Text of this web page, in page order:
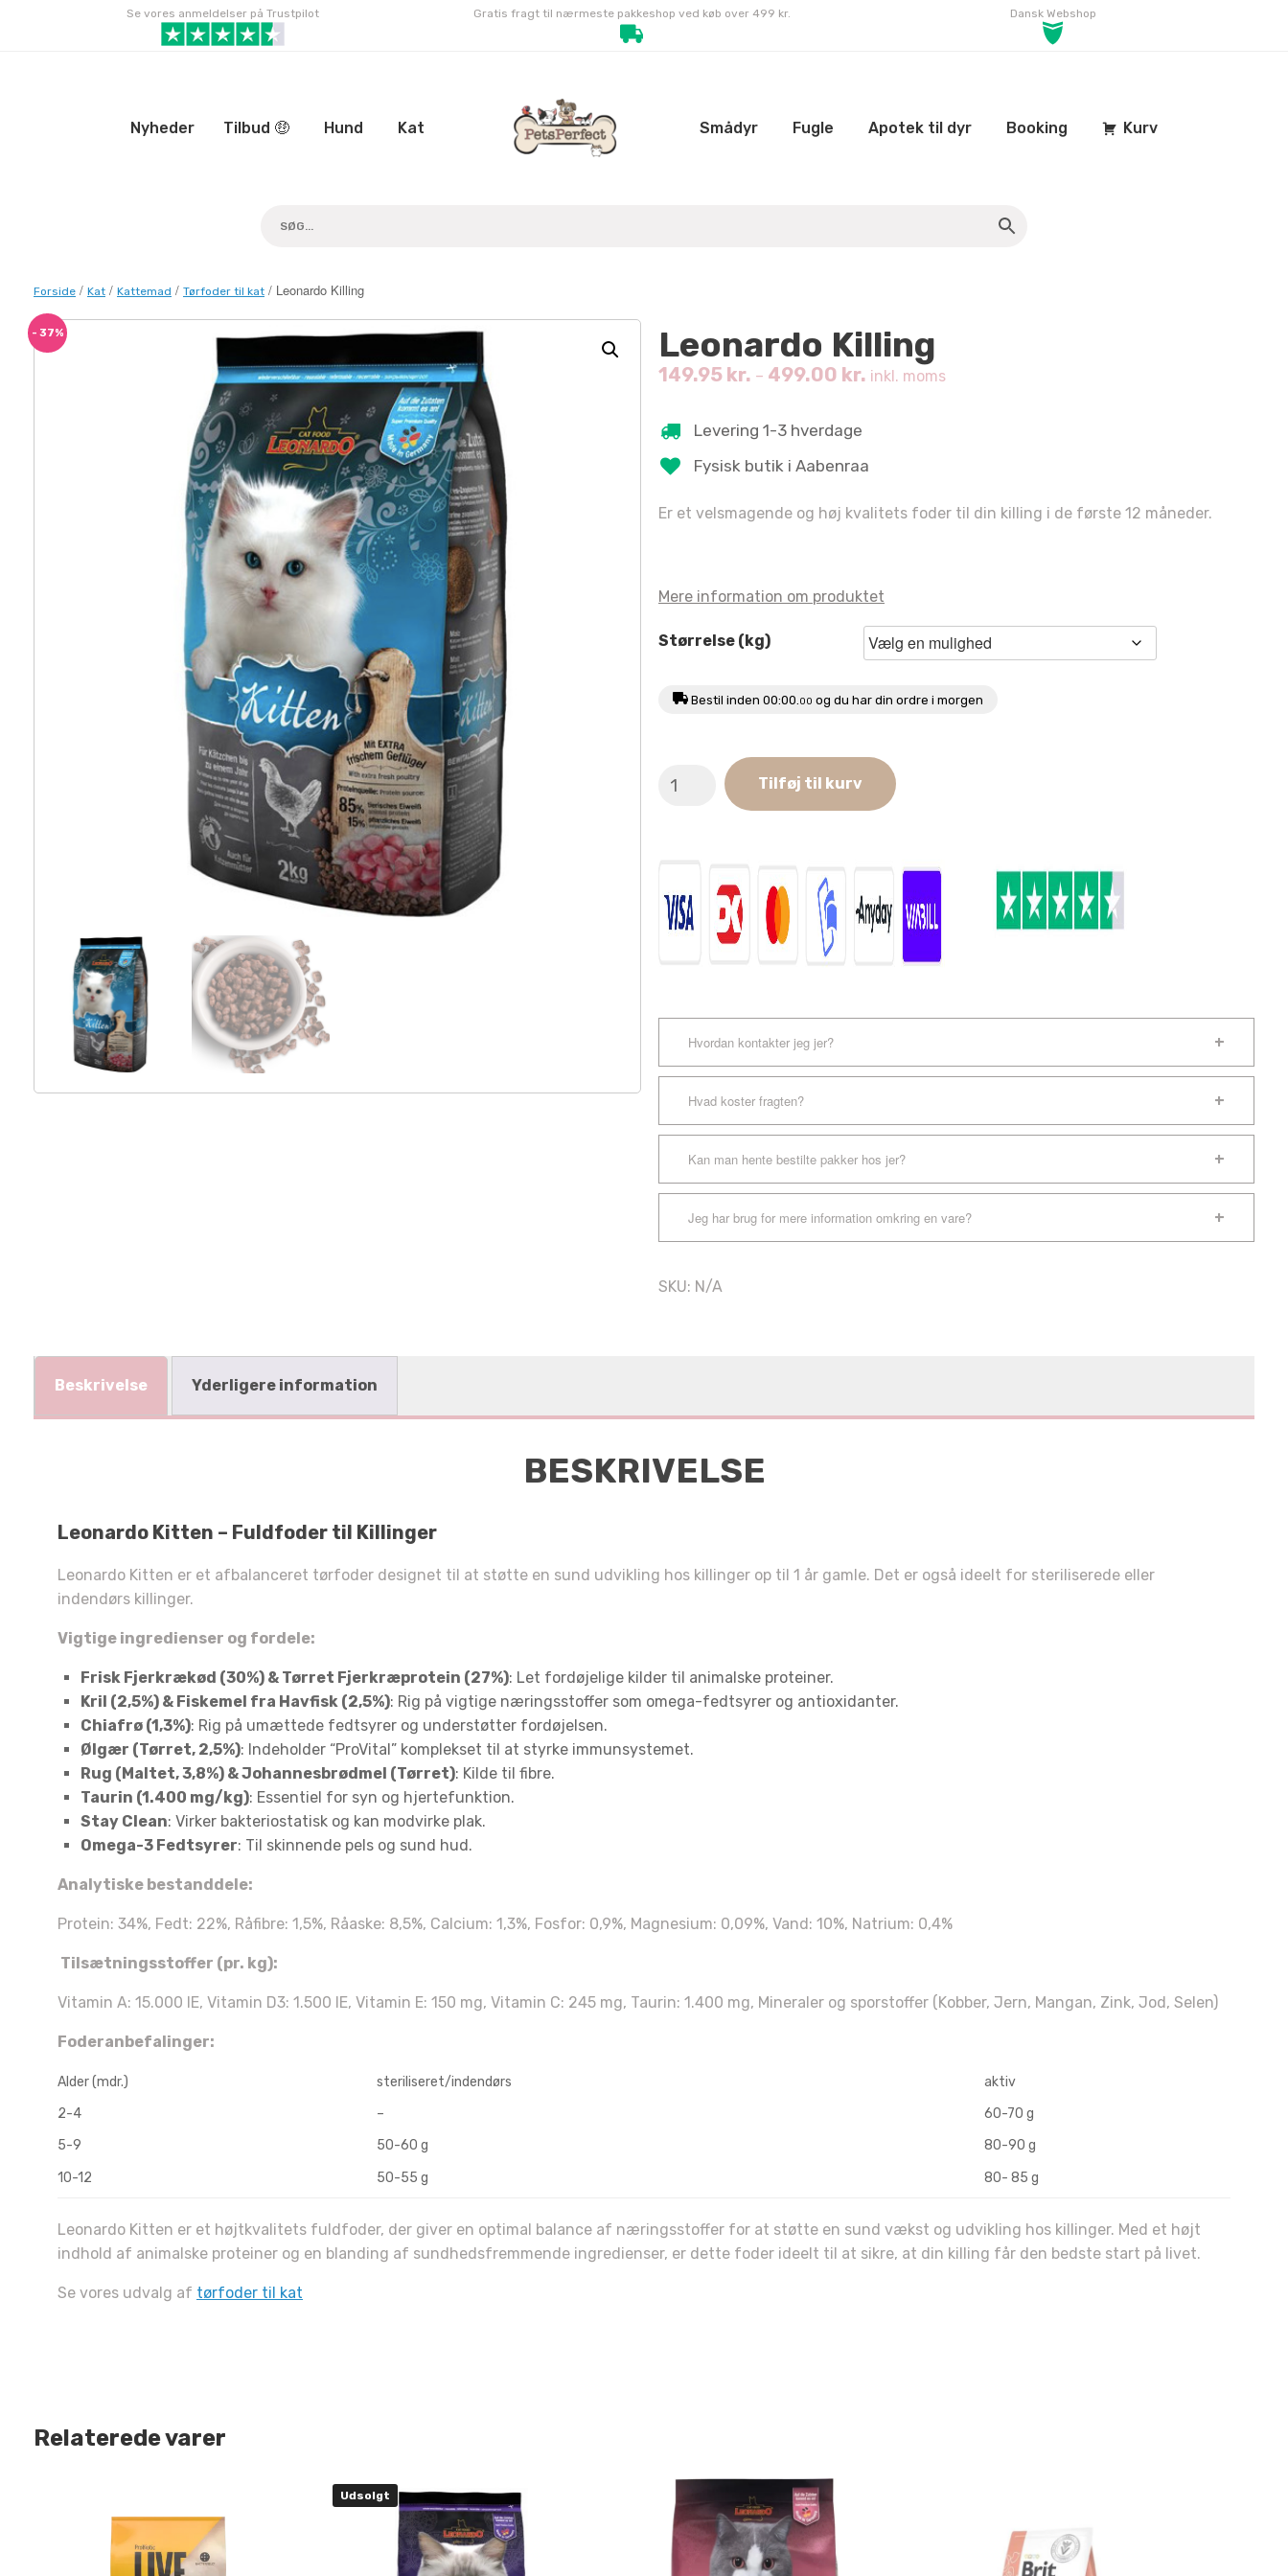
Se vores anmeldelser på Trustpilot Gratis fragt til nærmeste pakkeshop ved køb over 499 kr. Dansk Webshop
Nyheder Tilbud 🤑 Hund Kat Smådyr Fugle Apotek til dyr Booking Kurv
Forside / Kat / Kattemad / Tørfoder til kat / Leonardo Killing
- 37% Leonardo Killing
149.95 kr. – 499.00 kr. inkl. moms
Levering 1-3 hverdage
Fysisk butik i Aabenraa
Er et velsmagende og høj kvalitets foder til din killing i de første 12 måneder.
Mere information om produktet
Størrelse (kg)
Bestil inden 00:00.00 og du har din ordre i morgen
Killing
Tilføj til kurv
Hvordan kontakter jeg jer?
Hvad koster fragten?
Kan man hente bestilte pakker hos jer?
Jeg har brug for mere information omkring en vare?
SKU: N/A
Beskrivelse Yderligere information
BESKRIVELSE
Leonardo Kitten – Fuldfoder til Killinger
Leonardo Kitten er et afbalanceret tørfoder designet til at støtte en sund udvikling hos killinger op til 1 år gamle. Det er også ideelt for steriliserede eller
indendørs killinger.
Vigtige ingredienser og fordele:
Frisk Fjerkrækød (30%) & Tørret Fjerkræprotein (27%): Let fordøjelige kilder til animalske proteiner.
Kril (2,5%) & Fiskemel fra Havfisk (2,5%): Rig på vigtige næringsstoffer som omega-fedtsyrer og antioxidanter.
Chiafrø (1,3%): Rig på umættede fedtsyrer og understøtter fordøjelsen.
Ølgær (Tørret, 2,5%): Indeholder “ProVital” komplekset til at styrke immunsystemet.
Rug (Maltet, 3,8%) & Johannesbrødmel (Tørret): Kilde til fibre.
Taurin (1.400 mg/kg): Essentiel for syn og hjertefunktion.
Stay Clean: Virker bakteriostatisk og kan modvirke plak.
Omega-3 Fedtsyrer: Til skinnende pels og sund hud.
Analytiske bestanddele:
Protein: 34%, Fedt: 22%, Råfibre: 1,5%, Råaske: 8,5%, Calcium: 1,3%, Fosfor: 0,9%, Magnesium: 0,09%, Vand: 10%, Natrium: 0,4%
Tilsætningsstoffer (pr. kg):
Vitamin A: 15.000 IE, Vitamin D3: 1.500 IE, Vitamin E: 150 mg, Vitamin C: 245 mg, Taurin: 1.400 mg, Mineraler og sporstoffer (Kobber, Jern, Mangan, Zink, Jod, Selen)
Foderanbefalinger:
Alder (mdr.) steriliseret/indendørs
aktiv
2-4
–
60-70 g
5-9
50-60 g
80-90 g
10-12
50-55 g 80- 85 g
Leonardo Kitten er et højtkvalitets fuldfoder, der giver en optimal balance af næringsstoffer for at støtte en sund vækst og udvikling hos killinger. Med et højt
indhold af animalske proteiner og en blanding af sundhedsfremmende ingredienser, er dette foder ideelt til at sikre, at din killing får den bedste start på livet.
Se vores udvalg af tørfoder til kat
Relaterede varer
Udsolgt
Du har fået
10% RABAT!
Fortæl os, hvilket
Hund 🐶
Kat 🐱
Smådyr 🐰